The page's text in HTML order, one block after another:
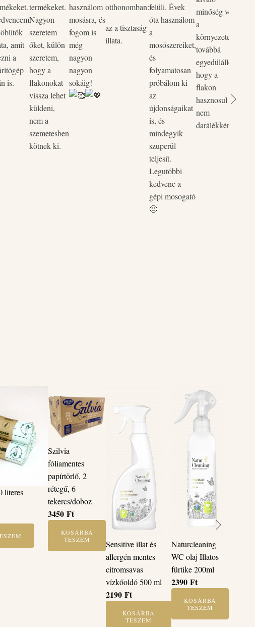
amit
a
is.
termékeket.
Nagyon
szeretem
őket, külön
szeretem,
hogy a
flakonokat
vissza lehet
küldeni,
nem a
szemetesben
kötnek ki.
használom
mosásra, és
fogom is
még
nagyon
nagyon
sokáig!
otthonomban:
az a tisztaság
illata.
felüli. Évek
óta használom
a
mosószereiket,
és
folyamatosan
próbálom ki
az
újdonságaikat
is, és
mindegyik
szuperül
teljesít.
Legutóbbi
kedvenc a
gépi mosogató
🙂
minőség védi
a
környezetet,
továbbá
egyedülálló,
hogy a
flakon
hasznosul
nem
darálékként.
literes
Szilvia
fóliamentes
papírtörlő, 2
rétegű, 6
tekercs/doboz
3450Ft
KOSÁRBA
TESZEM
Sensitive illat és
allergén mentes
citromsavas
vízkőoldó 500 ml
2190Ft
KOSÁRBA
TESZEM
Naturcleaning
WC olaj Illatos
fürtike 200ml
2390 Ft
KOSÁRBA
TESZEM